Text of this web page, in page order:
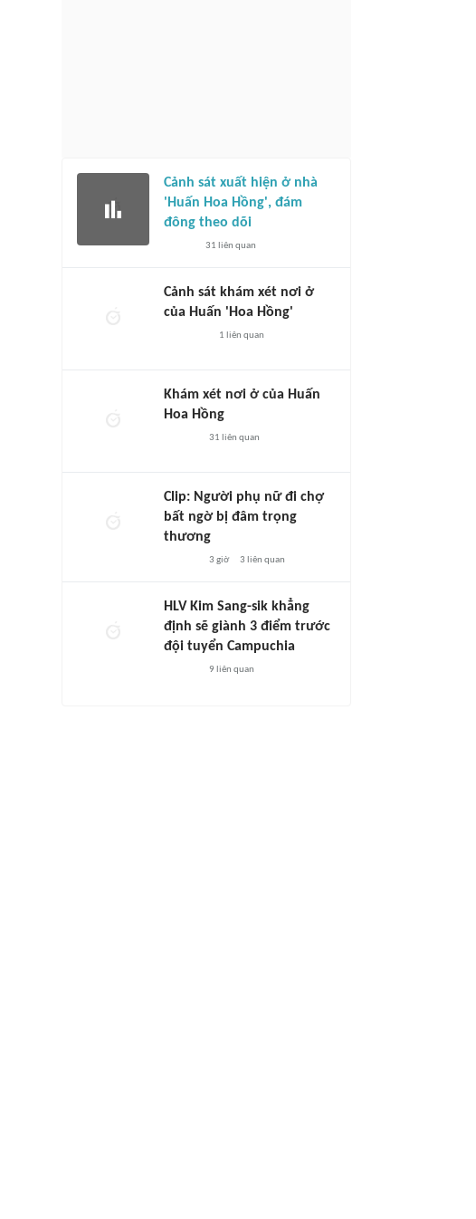
Cảnh sát xuất hiện ở nhà
'Huấn Hoa Hồng', đám
đông theo dõi
31 liên quan
Cảnh sát khám xét nơi ở
của Huấn 'Hoa Hồng'
1 liên quan
Khám xét nơi ở của Huấn
Hoa Hồng
31 liên quan
Clip: Người phụ nữ đi chợ
bất ngờ bị đâm trọng
thương
3 giờ 3 liên quan
HLV Kim Sang-sik khẳng
định sẽ giành 3 điểm trước
đội tuyển Campuchia
9 liên quan